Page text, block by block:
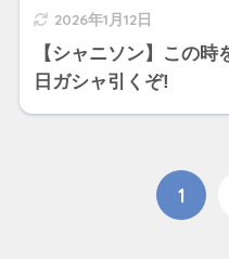
2026年1月12日
【シャニソン】この
日ガシャ引くぞ!
1